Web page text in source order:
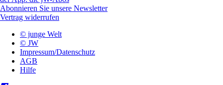
Abonnieren Sie unsere Newsletter
Vertrag widerrufen
© junge Welt
© JW
Impressum/Datenschutz
AGB
Hilfe